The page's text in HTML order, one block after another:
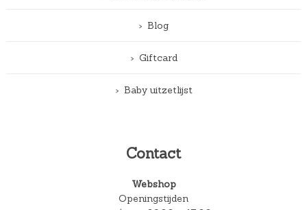
Blog
Giftcard
Baby uitzetlijst
Contact
Webshop
Openingstijden